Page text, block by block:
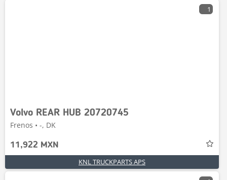
1
Volvo REAR HUB 20720745
Frenos • -, DK
11,922 MXN
KNL TRUCKPARTS APS